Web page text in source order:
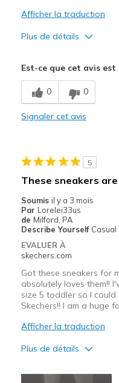
Afficher la traduction
Plus de détails
Le contre
Wear Out Quickly
Casual Wear
Sizing
Est-ce que cet avis est
0 0
Signaler cet avis
5
These sneakers
Soumis il y a 3 mois
Par Lorelei33us
de Milford, PA
Describe Yourself Casual
EVALUER À
skechers.com
Got these sneakers for
absolutely loves them!!
size 5 toddler so I
Skechers!! I am a huge
Afficher la traduction
Plus de détails